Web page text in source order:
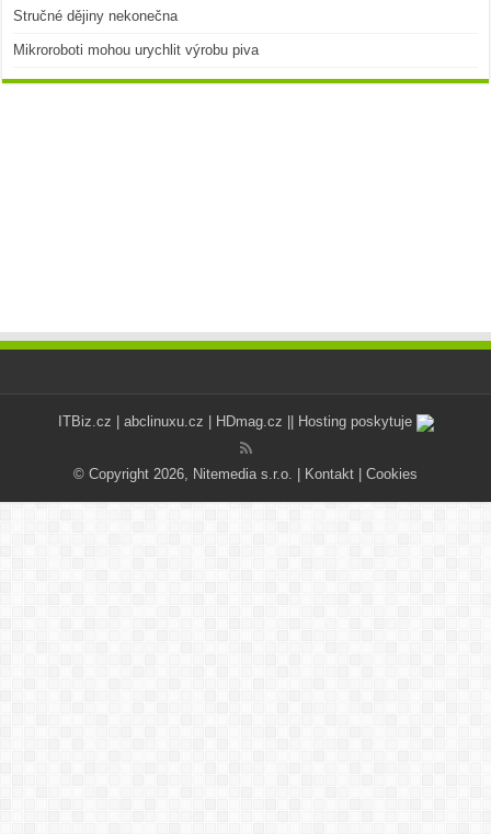
Stručné dějiny nekonečna
Mikroroboti mohou urychlit výrobu piva
ITBiz.cz abclinuxu.cz HDmag.cz || Hosting poskytuje
© Copyright 2026, Nitemedia s.r.o. | Kontakt Cookies